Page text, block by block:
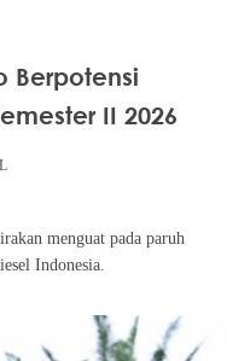
Berpotensi
II 2026
menguat pada paruh
Indonesia.